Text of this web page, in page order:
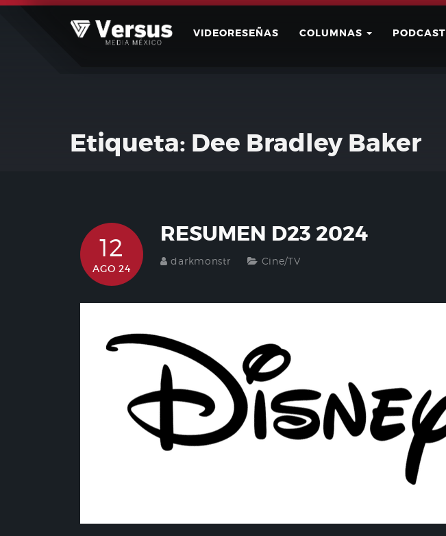
Skip
VIDEORESEÑAS COLUMNAS PODCAST
Etiqueta: Dee Bradley Baker
12
AGO 24
RESUMEN D23 2024
darkmonstr Cine/TV